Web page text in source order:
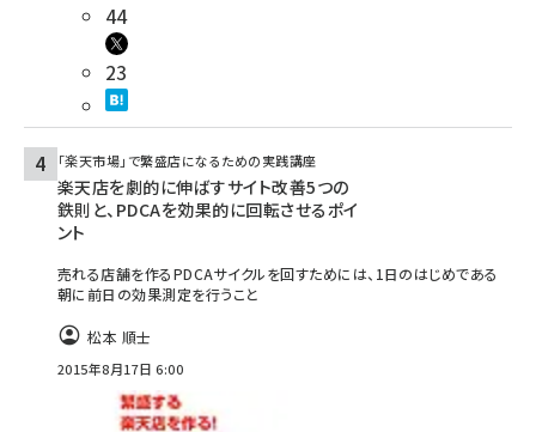
44
23
「楽天市場」で繁盛店になるための実践講座
楽天店を劇的に伸ばすサイト改善5つの
鉄則と、PDCAを効果的に回転させるポイ
ント
売れる店舗を作るPDCAサイクルを回すためには、1日のはじめである
朝に前日の効果測定を行うこと
松本 順士
2015年8月17日 6:00